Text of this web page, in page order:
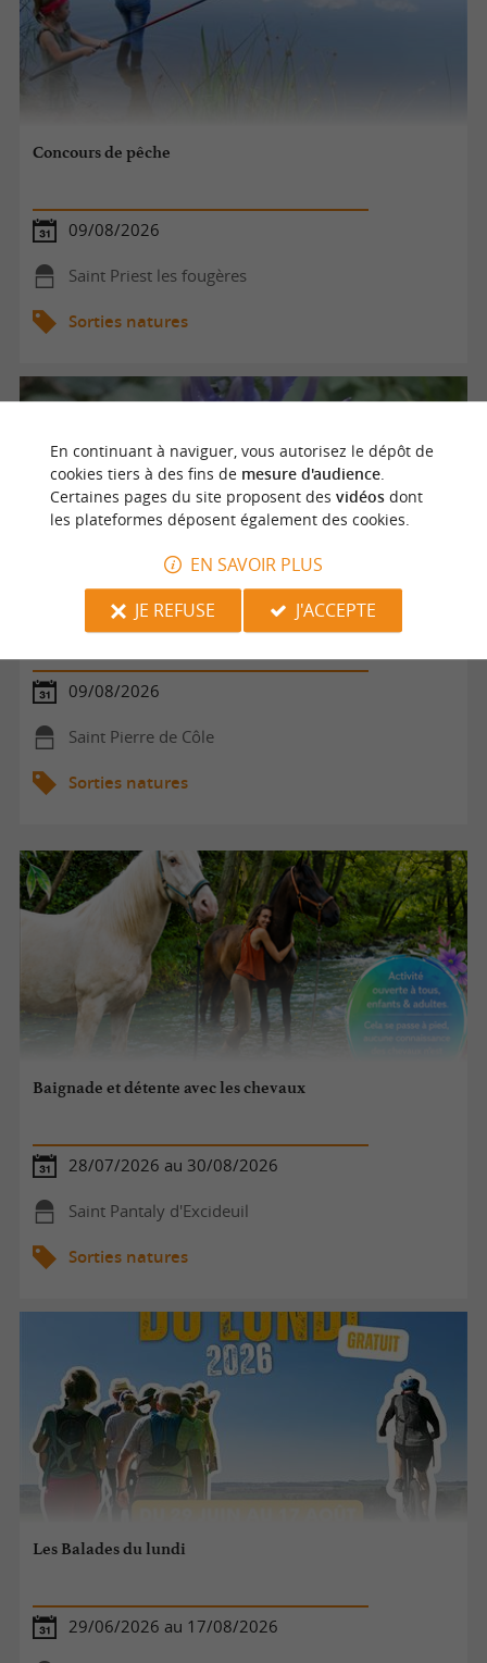
Concours de pêche
09/08/2026
Saint Priest les fougères
Sorties natures
Sortie découverte des plantes sauvages comestibles et
médicinales
09/08/2026
Saint Pierre de Côle
Sorties natures
Baignade et détente avec les chevaux
28/07/2026 au 30/08/2026
Saint Pantaly d'Excideuil
Sorties natures
Les Balades du lundi
29/06/2026 au 17/08/2026
En continuant à naviguer, vous autorisez le dépôt de
cookies tiers à des fins de mesure d'audience.
Certaines pages du site proposent des vidéosdont
les plateformes déposent également des cookies.
EN SAVOIR PLUS
JE REFUSE
J'ACCEPTE